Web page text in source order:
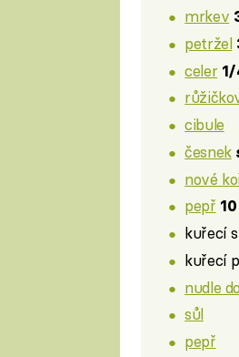
mrkev
petržel
celer
cibule
česnek
nové
pepř
kuřecí
kuřecí
nudle
sůl
pepř